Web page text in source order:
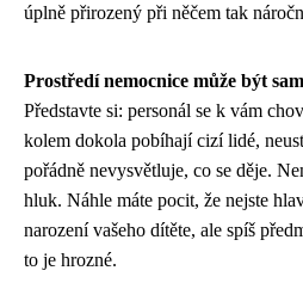
úplně přirozený při něčem tak
Prostředí nemocnice může být
Představte si: personál se k vám
kolem dokola pobíhají cizí lidé,
pořádně nevysvětluje, co se děje.
hluk. Náhle máte pocit, že nejste
narození vašeho dítěte, ale spíš
to je hrozné.